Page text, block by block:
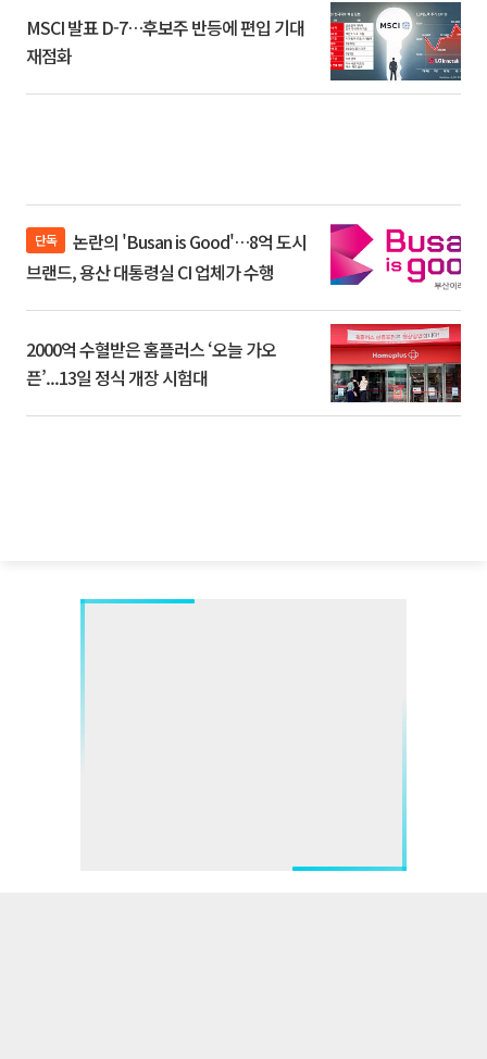
MSCI 발표 D-7…후보주 반등에 편입 기대
재점화
단독
브랜드, 용산 대통령실 CI 업체가 수행
2000억 수혈받은 홈플러스 ‘오늘 가오
픈’...13일 정식 개장 시험대